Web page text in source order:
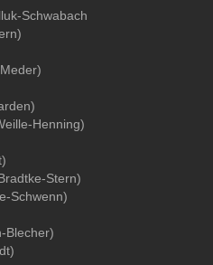
Schwabach
Henning)
Stern)
Schwenn)
Blecher)